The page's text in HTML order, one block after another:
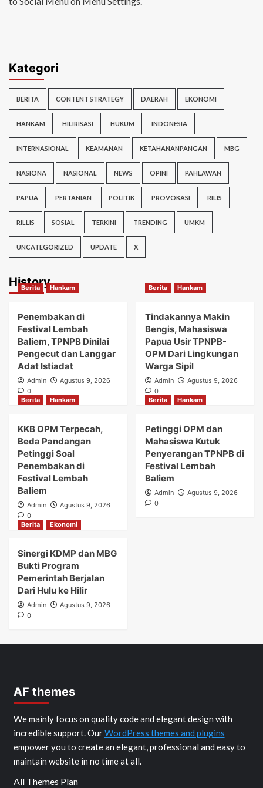
Kategori
BERITA CONTENT STRATEGY DAERAH EKONOMI
HANKAM HILIRISASI HUKUM INDONESIA
INTERNASIONAL KEAMANAN KETAHANANPANGAN MBG
NASIONA NASIONAL NEWS OPINI PAHLAWAN
PAPUA PERTANIAN POLITIK PROVOKASI RILIS
RILLIS SOSIAL TERKINI TRENDING UMKM
UNCATEGORIZED UPDATE X
History
Berita Hankam
Penembakan di
Festival Lembah
Baliem, TPNPB Dinilai
Pengecut dan Langgar
Adat Istiadat
Admin
Agustus 9, 2026
0
Berita Hankam
Tindakannya Makin
Bengis, Mahasiswa
Papua Usir TPNPB-
OPM Dari Lingkungan
Warga Sipil
Admin
Agustus 9, 2026
0
Berita
Hankam
KKB OPM Terpecah,
Beda Pandangan
Petinggi Soal
Penembakan di
Festival Lembah
Baliem
Admin
Agustus 9, 2026
0
Berita Hankam
Petinggi OPM dan
Mahasiswa Kutuk
Penyerangan TPNPB di
Festival Lembah
Baliem
Admin
Agustus 9, 2026
0
Berita Ekonomi
Sinergi KDMP dan MBG
Bukti Program
Pemerintah Berjalan
Dari Hulu ke Hilir
Admin
Agustus 9, 2026
0
AF themes
We mainly focus on quality code and elegant design with
incredible support. OurWordPress themes and plugins
empower you to create an elegant, professional and easy to
maintain website in no time at all.
All Themes Plan